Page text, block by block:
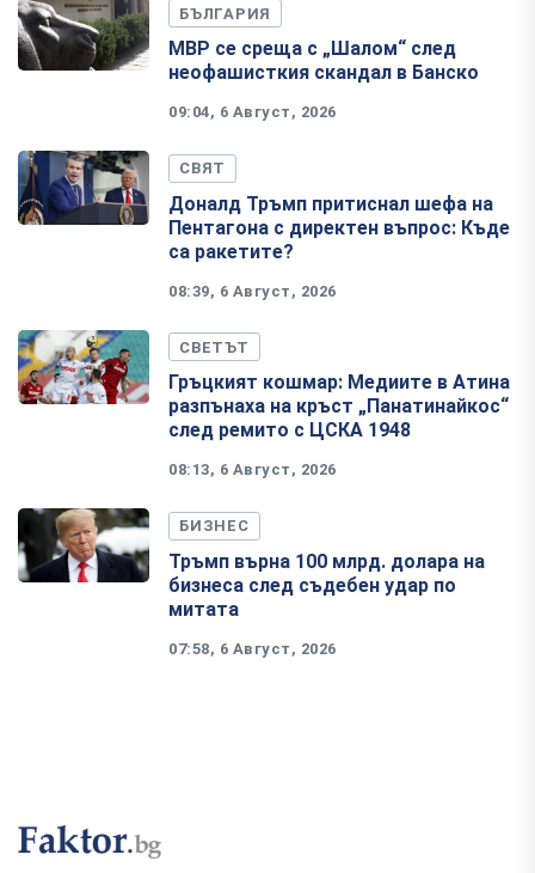
БЪЛГАРИЯ
МВР се среща с „Шалом“ след
неофашисткия скандал в Банско
09:04, 6 Август, 2026
СВЯТ
Доналд Тръмп притиснал шефа на
Пентагона с директен въпрос: Къде
са ракетите?
08:39, 6 Август, 2026
СВЕТЪТ
Гръцкият кошмар: Медиите в Атина
разпънаха на кръст „Панатинайкос“
след ремито с ЦСКА 1948
08:13, 6 Август, 2026
БИЗНЕС
Тръмп върна 100 млрд. долара на
бизнеса след съдебен удар по
митата
07:58, 6 Август, 2026